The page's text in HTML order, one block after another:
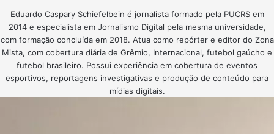
Eduardo Caspary Schiefelbein é jornalista formado pela PUCRS em
2014 e especialista em Jornalismo Digital pela mesma universidade,
com formação concluída em 2018. Atua como repórter e editor do Zona
Mista, com cobertura diária de Grêmio, Internacional, futebol gaúcho e
futebol brasileiro. Possui experiência em cobertura de eventos
esportivos, reportagens investigativas e produção de conteúdo para
mídias digitais.